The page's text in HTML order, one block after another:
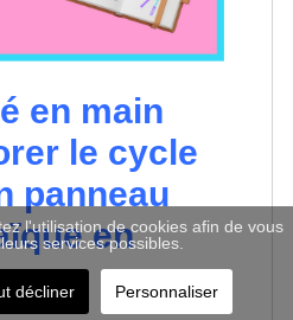
en main
le cycle
panneau
en
l'utilisation de cookies afin de vous
services possibles.
décliner Personnaliser